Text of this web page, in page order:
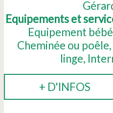
Equipements et
Equipement bébé
Cheminée ou poêle
linge
+ D'INFOS